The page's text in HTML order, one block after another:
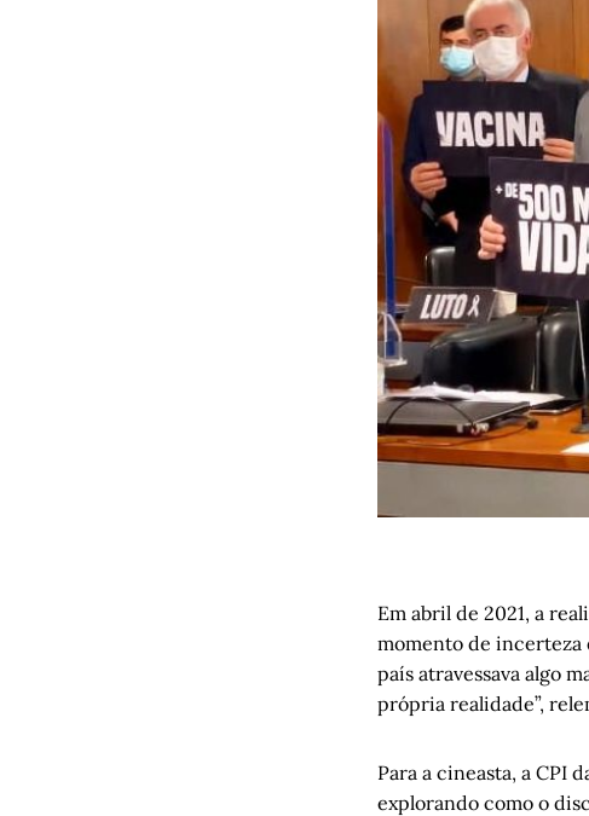
Em abril de 2021, a
momento de incerteza
país atravessava algo
própria realidade”,
Para a cineasta, a CPI
explorando como o